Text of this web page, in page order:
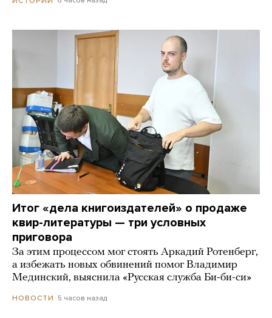
Итог «дела книгоиздателей» о продаже
квир-литературы — три условных
приговора
За этим процессом мог стоять Аркадий Ротенберг,
а избежать новых обвинений помог Владимир
Мединский, выяснила «Русская служба Би-би-си»
НОВОСТИ 5 часов назад